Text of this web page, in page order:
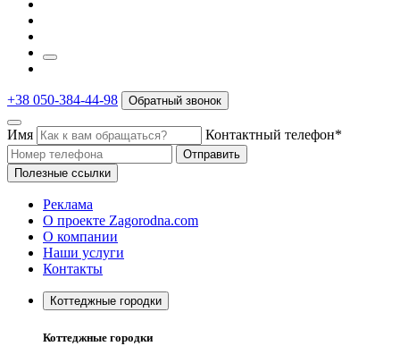
+38 050-384-44-98 Обратный звонок
Имя Контактный телефон*
Отправить
Полезные ссылки
Реклама
О проекте Zagorodna.com
О компании
Наши услуги
Контакты
Коттеджные городки
Коттеджные городки